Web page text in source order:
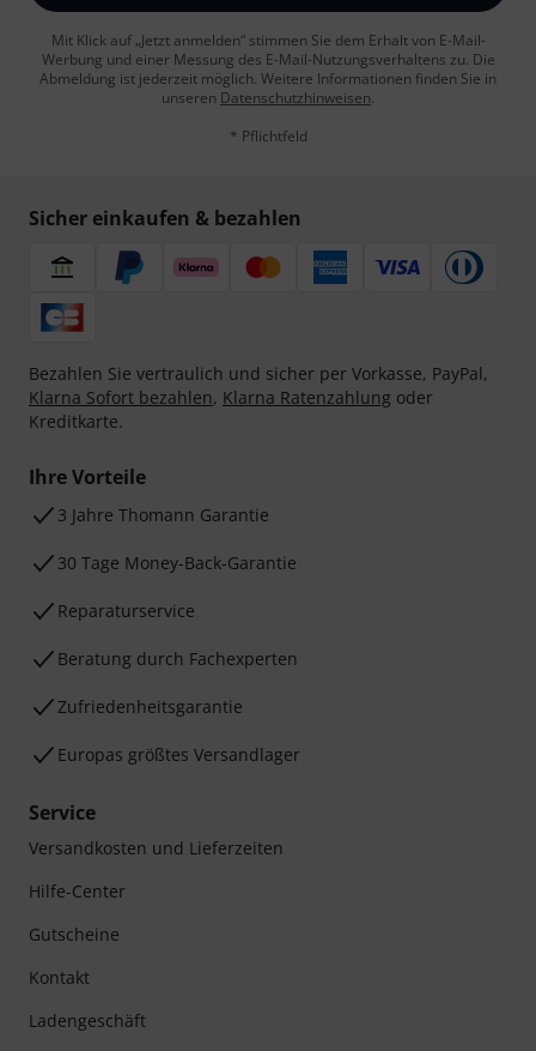
Mit Klick auf „Jetzt anmelden“ stimmen Sie dem Erhalt von E-Mail-
Werbung und einer Messung des E-Mail-Nutzungsverhaltens zu. Die
Abmeldung ist jederzeit möglich. Weitere Informationen finden Sie in
unseren Datenschutzhinweisen.
* Pflichtfeld
Sicher einkaufen & bezahlen
Bezahlen Sie vertraulich und sicher per Vorkasse, PayPal,
Klarna Sofort bezahlen, Klarna Ratenzahlung oder
Kreditkarte.
Ihre Vorteile
3 Jahre Thomann Garantie
30 Tage Money-Back-Garantie
Reparaturservice
Beratung durch Fachexperten
Zufriedenheitsgarantie
Europas größtes Versandlager
Service
Versandkosten und Lieferzeiten
Hilfe-Center
Gutscheine
Kontakt
Ladengeschäft